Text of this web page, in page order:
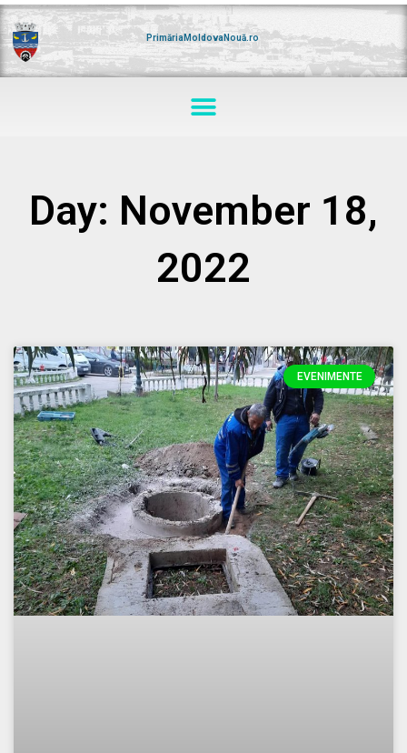
Skip
to
content
PrimăriaMoldovaNouă.ro
Menu
Day: November 18,
2022
EVENIMENTE